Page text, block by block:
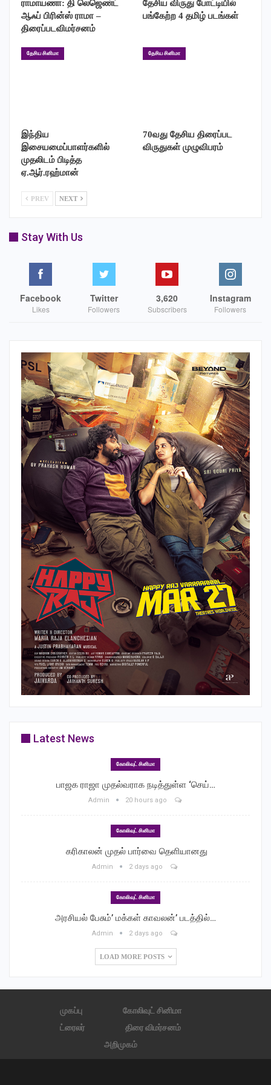
என்று சாவர்க்கர் பேசுவதாக வரும் வசனம் கவனிக்க வைக்கிறது.
ட்ரெய்லரின் பரபரப்பான காட்சிகளுக்கு பின்னணி இசையும்,
ராமாயணா: தி லெஜெண்ட்
ஆஃப் பிரின்ஸ் ராமா –
திரைப்படவிமர்சனம்
தேசிய விருது போட்டியில்
பங்கேற்ற 4 தமிழ் படங்கள்
தேசிய சினிமா
இந்திய
இசையமைப்பாளர்களில்
முதலிடம் பிடித்த
ஏ.ஆர்.ரஹ்மான்
தேசிய சினிமா
70வது தேசிய திரைப்பட
விருதுகள் முழுவிபரம்
PREV NEXT
Stay With Us
Facebook
Likes
Twitter
Followers
3,620
Subscribers
Instagram
Followers
Latest News
கோலிவுட் சினிமா
பாஜக ராஜா முதல்வராக நடித்துள்ள ‘செய்…
Admin 20 hours ago
கோலிவுட் சினிமா
‎ கரிகாலன் முதல் பார்வை தெளியானது
Admin 2 days ago
கோலிவுட் சினிமா
அரசியல் பேசும்’ மக்கள் காவலன்’ படத்தில்…
Admin 2 days ago
LOAD MORE POSTS
முகப்பு
கோலிவுட் சினிமா
ட்ரைலர்
திரை விமர்சனம்
அறிமுகம்